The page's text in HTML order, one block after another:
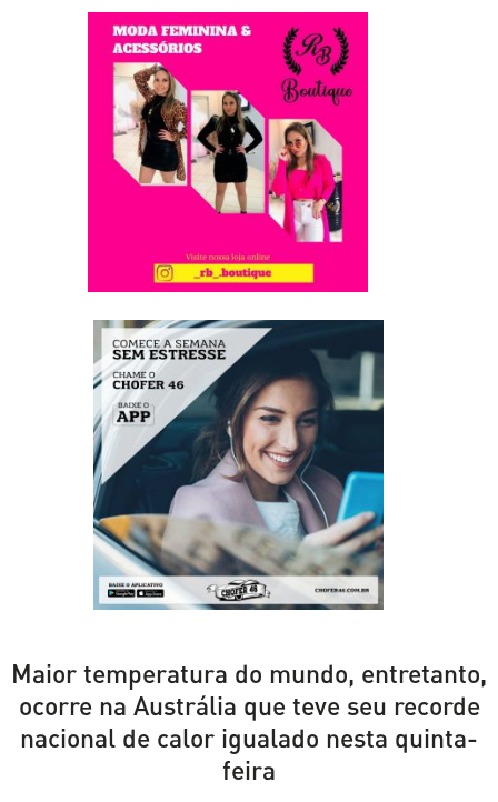
Maior temperatura do mundo, entretanto,
ocorre na Austrália que teve seu recorde
nacional de calor igualado nesta quinta-
feira